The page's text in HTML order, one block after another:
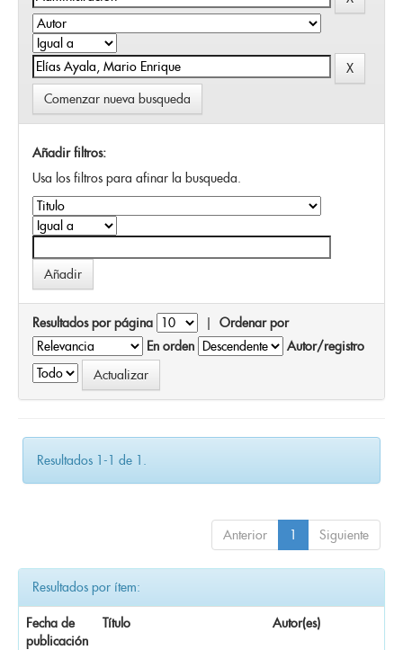
Comenzar nueva busqueda
Añadir filtros:
Usa los filtros para afinar la busqueda.
Resultados por página | Ordenar por
En orden
Autor/registro
Resultados 1-1 de 1.
Anterior 1 Siguiente
Resultados por ítem:
Fecha de
publicación
Título Autor(es)